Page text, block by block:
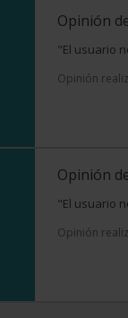
Opinión
"El usuario
Opinión
Opinión
"El usuario
Opinión